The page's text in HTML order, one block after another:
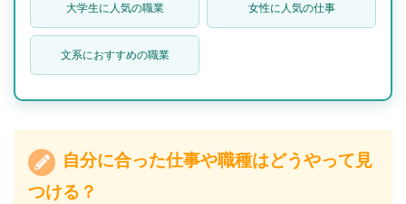
大学生に人気の職業 女性に人気の仕事
文系におすすめの職業
自分に合った仕事や職種はどうやって見
つける？